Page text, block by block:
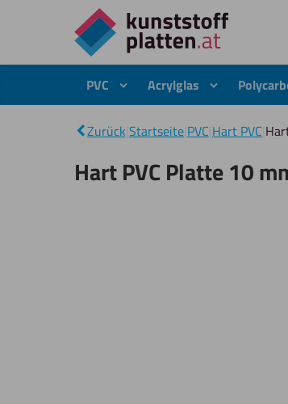
Direkt
zum
PVC Acrylglas
Zurück Startseite PVC Hart PVC
Hart PVC Platte 10